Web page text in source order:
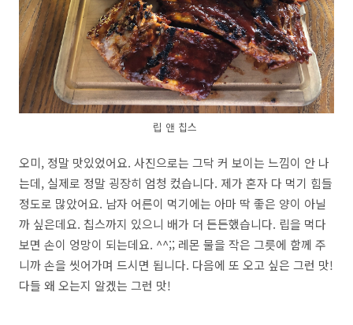
립 앤 칩스
오미, 정말 맛있었어요. 사진으로는 그닥 커 보이는 느낌이 안 나
는데, 실제로 정말 굉장히 엄청 컸습니다. 제가 혼자 다 먹기 힘들
정도로 많았어요. 남자 어른이 먹기에는 아마 딱 좋은 양이 아닐
까 싶은데요. 칩스까지 있으니 배가 더 든든했습니다. 립을 먹다
보면 손이 엉망이 되는데요. ^^;; 레몬 물을 작은 그릇에 함께 주
니까 손을 씻어가며 드시면 됩니다. 다음에 또 오고 싶은 그런 맛!
다들 왜 오는지 알겠는 그런 맛!